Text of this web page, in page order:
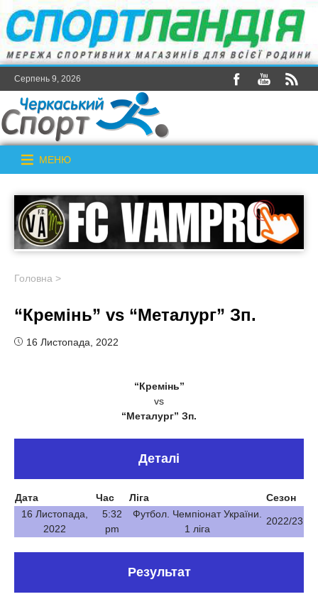
Серпень 9, 2026
МЕНЮ
Головна >
“Кремінь” vs “Металург” Зп.
16 Листопада, 2022
“Кремінь”
vs
“Металург” Зп.
Деталі
Дата Час Ліга
Сезон
16 Листопада,
2022
5:32
pm
Футбол. Чемпіонат України.
1 ліга
2022/23
Результат